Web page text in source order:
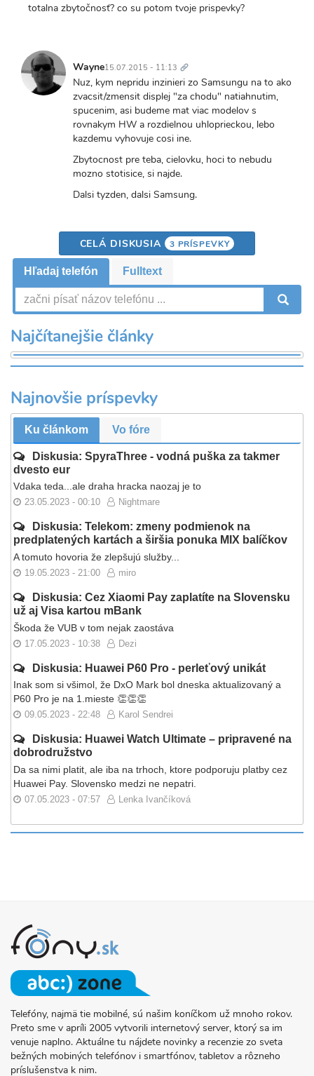
totalna zbytočnosť? co su potom tvoje prispevky?
Wayne15.07.2015 - 11:13 odkaz
Nuz, kym nepridu inzinieri zo Samsungu na to ako
zvacsit/zmensit displej "za chodu" natiahnutim,
spucenim, asi budeme mat viac modelov s
rovnakym HW a rozdielnou uhloprieckou, lebo
kazdemu vyhovuje cosi ine.
Zbytocnost pre teba, cielovku, hoci to nebudu
mozno stotisice, si najde.
Dalsi tyzden, dalsi Samsung.
CELÁ DISKUSIA 3 PRÍSPEVKY
Hľadaj telefón Fulltext
Najčítanejšie články
Najnovšie príspevky
Ku článkom Vo fóre
Diskusia: SpyraThree - vodná puška za takmer
dvesto eur
Vdaka teda...ale draha hracka naozaj je to
23.05.2023 - 00:10 Nightmare
Diskusia: Telekom: zmeny podmienok na
predplatených kartách a širšia ponuka MIX balíčkov
A tomuto hovoria že zlepšujú služby...
19.05.2023 - 21:00 miro
Diskusia: Cez Xiaomi Pay zaplatíte na Slovensku
už aj Visa kartou mBank
Škoda že VUB v tom nejak zaostáva
17.05.2023 - 10:38 Dezi
Diskusia: Huawei P60 Pro - perleťový unikát
Inak som si všimol, že DxO Mark bol dneska aktualizovaný a
P60 Pro je na 1.mieste 👏👏👏
09.05.2023 - 22:48 Karol Sendrei
Diskusia: Huawei Watch Ultimate – pripravené na
dobrodružstvo
Da sa nimi platit, ale iba na trhoch, ktore podporuju platby cez
Huawei Pay. Slovensko medzi ne nepatri.
07.05.2023 - 07:57 Lenka Ivančíková
O
PROJEKTE
FONY.SK
Telefóny, najmä tie mobilné, sú našim koníčkom už mnoho rokov.
Preto sme v apríli 2005 vytvorili internetový server, ktorý sa im
venuje naplno. Aktuálne tu nájdete novinky a recenzie zo sveta
bežných mobiných telefónov i smartfónov, tabletov a rôzneho
príslušenstva k nim.